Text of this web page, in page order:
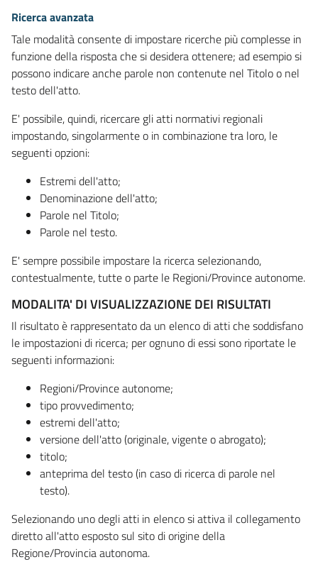
Ricerca avanzata
Tale modalità consente di impostare ricerche più complesse in
funzione della risposta che si desidera ottenere; ad esempio si
possono indicare anche parole non contenute nel Titolo o nel
testo dell'atto.
E' possibile, quindi, ricercare gli atti normativi regionali
impostando, singolarmente o in combinazione tra loro, le
seguenti opzioni:
Estremi dell'atto;
Denominazione dell'atto;
Parole nel Titolo;
Parole nel testo.
E' sempre possibile impostare la ricerca selezionando,
contestualmente, tutte o parte le Regioni/Province autonome.
MODALITA' DI VISUALIZZAZIONE DEI RISULTATI
Il risultato è rappresentato da un elenco di atti che soddisfano
le impostazioni di ricerca; per ognuno di essi sono riportate le
seguenti informazioni:
Regioni/Province autonome;
tipo provvedimento;
estremi dell'atto;
versione dell'atto (originale, vigente o abrogato);
titolo;
anteprima del testo (in caso di ricerca di parole nel
testo).
Selezionando uno degli atti in elenco si attiva il collegamento
diretto all'atto esposto sul sito di origine della
Regione/Provincia autonoma.